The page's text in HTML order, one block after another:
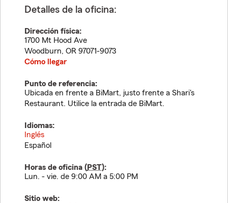
Detalles de la oficina:
Dirección física:
1700 Mt Hood Ave
Woodburn, OR 97071-9073
Cómo llegar
Punto de referencia:
Ubicada en frente a BiMart, justo frente a Shari's
Restaurant. Utilice la entrada de BiMart.
Idiomas:
Inglés
Español
Horas de oficina (PST):
Lun. - vie. de 9:00 AM a 5:00 PM
Sitio web: